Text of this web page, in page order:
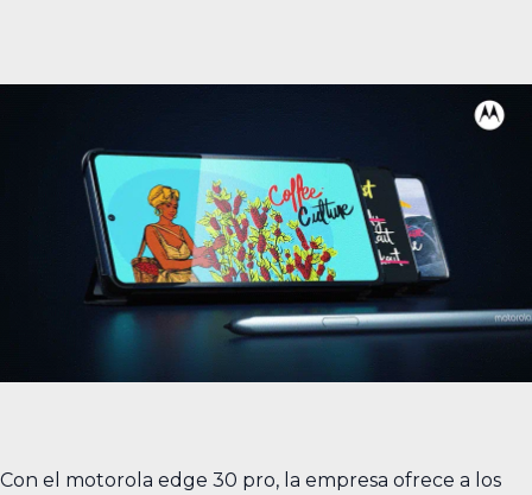
Con el motorola edge 30 pro, la empresa ofrece a los